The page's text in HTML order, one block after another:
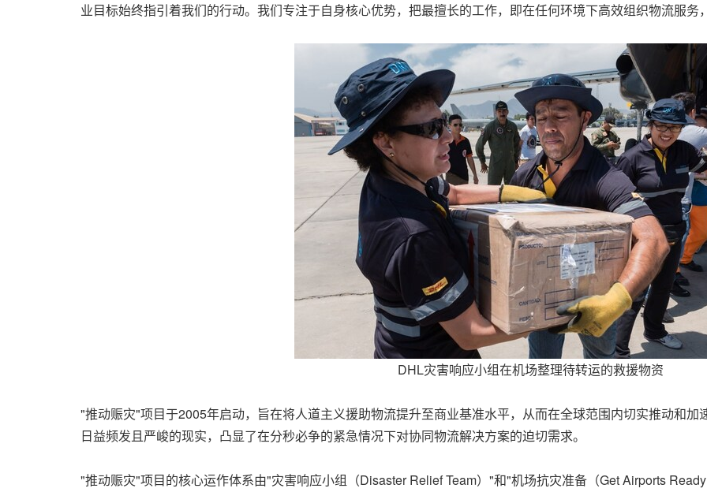
业目标始终指引着我们的行动。我们专注于自身核心优势，把最擅长的工作，即在任何环境下高效组织物流服务
DHL灾害响应小组在机场整理待转运的救援物资
"推动赈灾"项目于2005年启动，旨在将人道主义援助物流提升至商业基准水平，从而在全球范围内切实推动和
日益频发且严峻的现实，凸显了在分秒必争的紧急情况下对协同物流解决方案的迫切需求。
"推动赈灾"项目的核心运作体系由"灾害响应小组（Disaster Relief Team）"和"机场抗灾准备（Get Airports